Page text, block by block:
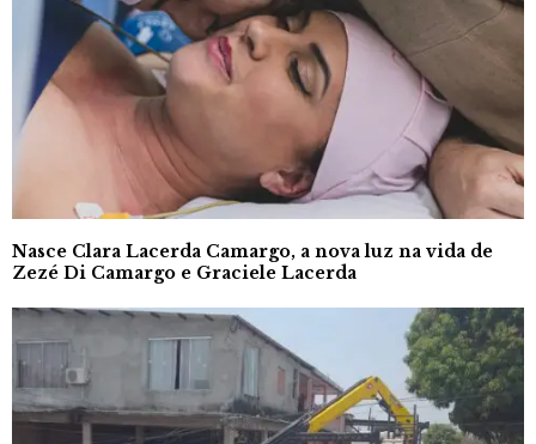
Nasce Clara Lacerda Camargo, a nova luz na vida de
Zezé Di Camargo e Graciele Lacerda